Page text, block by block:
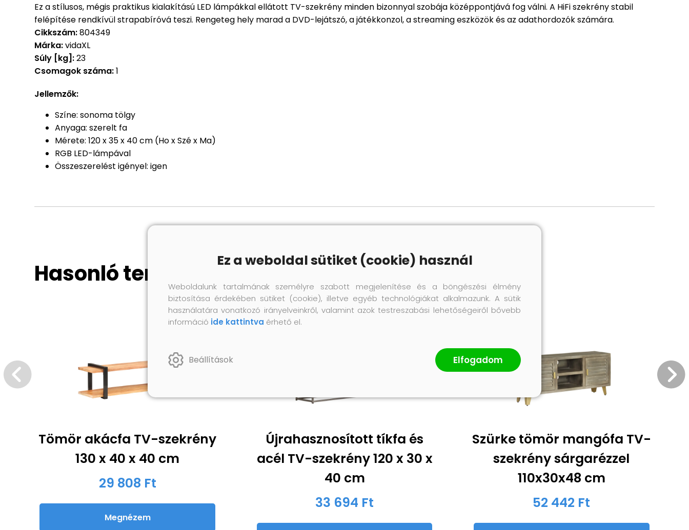
Ez a stílusos, mégis praktikus kialakítású LED lámpákkal ellátott TV-szekrény minden bizonnyal szobája középpontjává fog válni. A HiFi szekrény stabil
felépítése rendkívül strapabíróvá teszi. Rengeteg hely marad a DVD-lejátszó, a játékkonzol, a streaming eszközök és az adathordozók számára.
Cikkszám:804349
Márka:vidaXL
Súly [kg]:23
Csomagok száma:1
Jellemzők:
Színe: sonoma tölgy
Anyaga: szerelt fa
Mérete: 120 x 35 x 40 cm (Ho x Szé x Ma)
RGB LED-lámpával
Összeszerelést igényel: igen
Hasonló termékek
Tömör akácfa TV-szekrény
130 x 40 x 40 cm
29 808 Ft
Megnézem
Újrahasznosított tíkfa és
acél TV-szekrény 120 x 30 x
40 cm
33 694 Ft
Szürke tömör mangófa TV-
szekrény sárgarézzel
110x30x48 cm
52 442 Ft
Ez a weboldal sütiket (cookie) használ
Weboldalunk tartalmának személyre szabott megjelenítése és a böngészési élmény
biztosítása érdekében sütiket (cookie), illetve egyéb technológiákat alkalmazunk. A sütik
használatára vonatkozó irányelveinkről, valamint azok testreszabási lehetőségeiről bővebb
információ ide kattintva érhető el.
Beállítások Elfogadom